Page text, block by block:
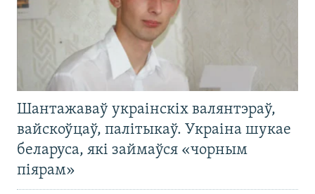
Шантажаваў украінскіх валянтэраў,
вайскоўцаў, палітыкаў. Украіна шукае
беларуса, які займаўся «чорным
піярам»